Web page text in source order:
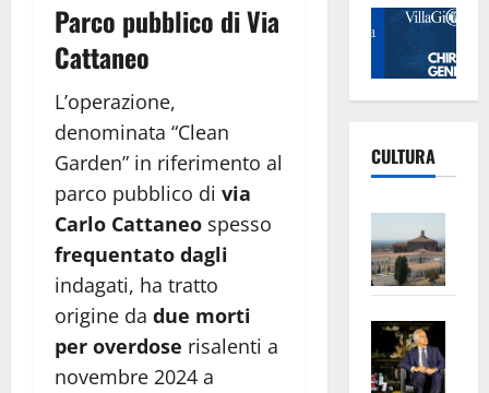
Parco pubblico di Via
Cattaneo
L’operazione,
denominata “Clean
Garden” in riferimento al
parco pubblico di via
Carlo Cattaneo spesso
frequentato dagli
indagati, ha tratto
origine da due morti
per overdose risalenti a
novembre 2024 a
CULTURA